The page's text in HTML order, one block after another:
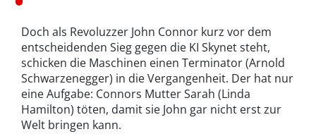
Doch als Revoluzzer John Connor kurz vor dem
entscheidenden Sieg gegen die KI Skynet steht,
schicken die Maschinen einen Terminator (Arnold
Schwarzenegger) in die Vergangenheit. Der hat nur
eine Aufgabe: Connors Mutter Sarah (Linda
Hamilton) töten, damit sie John gar nicht erst zur
Welt bringen kann.